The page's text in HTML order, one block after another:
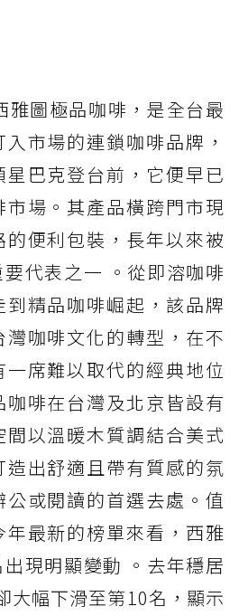
雅圖極品咖啡，是全台最
市場的連鎖咖啡品牌，
巴克登台前，它便早已
場。其產品橫跨門市現
便利包裝，長年以來被
代表之一 。從即溶咖啡
精品咖啡崛起，該品牌
咖啡文化的轉型，在不
席難以取代的經典地位
咖啡在台灣及北京皆設有
以溫暖木質調結合美式
出舒適且帶有質感的氛
或閱讀的首選去處。值
最新的榜單來看，西雅
現明顯變動 。去年穩居
大幅下滑至第10名，顯示